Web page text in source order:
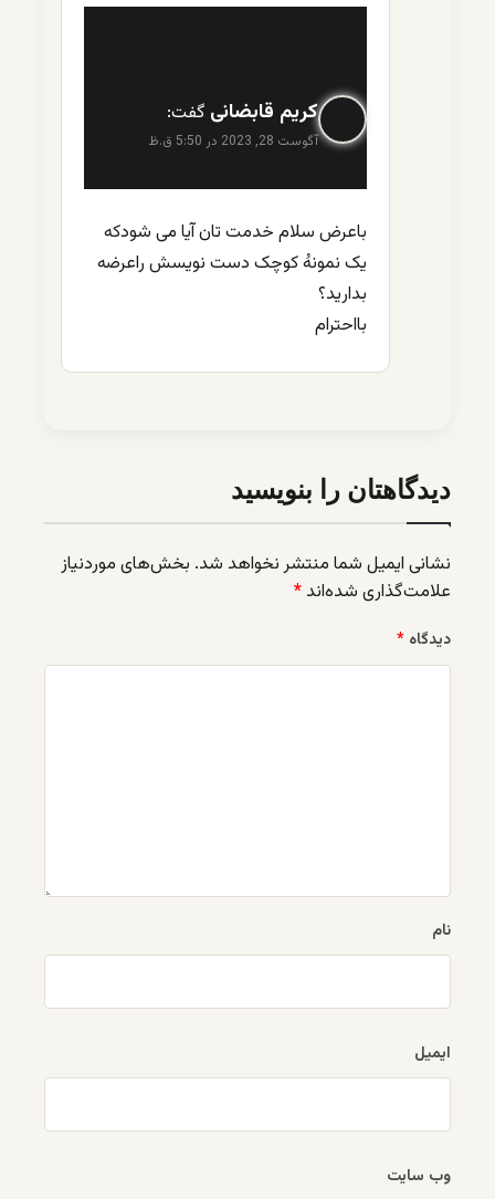
کریم قابضانی گفت:
آگوست 28, 2023 در 5:50 ق.ظ
باعرض سلام خدمت تان آیا می شودکه
یک نمونهُ کوچک دست نویسش راعرضه
بدارید؟
بااحترام
دیدگاهتان را بنویسید
نشانی ایمیل شما منتشر نخواهد شد. بخش‌های موردنیاز
علامت‌گذاری شده‌اند *
دیدگاه *
نام
ایمیل
وب‌ سایت